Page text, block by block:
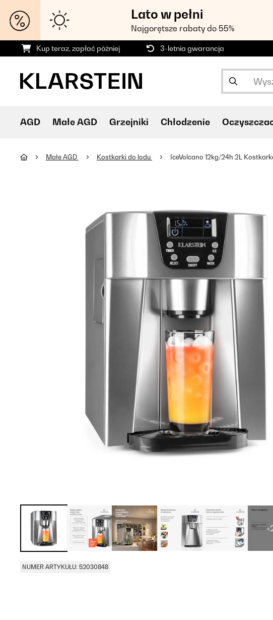
Lato w pełni
Najgorętsze rabaty do 55%
Kup teraz, zapłać później 3-letnia gwarancja
AGD Małe AGD Grzejniki Chłodzenie
Małe AGD Kostkarki do lodu IceVolcano 12kg/24h 2L
NUMER ARTYKUŁU: 52030848